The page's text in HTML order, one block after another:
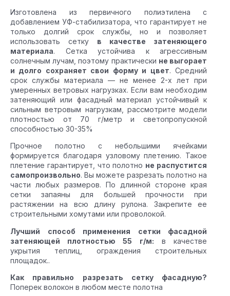
Изготовлена из первичного полиэтилена с
добавлением УФ-стабилизатора, что гарантирует не
только долгий срок службы, но и позволяет
использовать сетку в качестве затеняющего
материала. Сетка устойчива к агрессивным
солнечным лучам, поэтому практически не выгорает
и долго сохраняет свои форму и цвет. Средний
срок службы материала — не менее 2-х лет при
умеренных ветровых нагрузках. Если вам необходим
затеняющий или фасадный материал устойчивый к
сильным ветровым нагрузкам, рассмотрите модели
плотностью от 70 г/метр и светопропускной
способностью 30-35%
Прочное полотно с небольшими ячейками
формируется благодаря узловому плетению. Такое
плетение гарантирует, что полотно не распустится
самопроизвольно. Вы можете разрезать полотно на
части любых размеров. По длинной стороне края
сетки запаяны для большей прочности при
растяжении на всю длину рулона. Закрепите ее
строительными хомутами или проволокой.
Лучший способ применения сетки фасадной
затеняющей плотностью 55 г/м: в качестве
укрытия теплиц, ограждения строительных
площадок..
Как правильно разрезать сетку фасадную?
Поперек волокон в любом месте полотна